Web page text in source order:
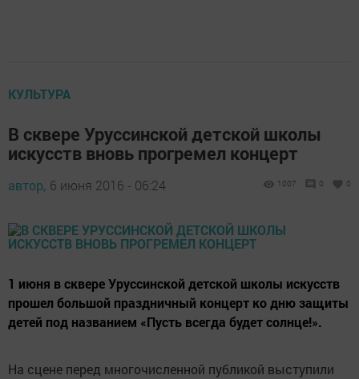
КУЛЬТУРА
В сквере Уруссинской детской школы
искусств вновь прогремел концерт
автор, 6 июня 2016 - 06:24 1007 0 0
1 июня в сквере Уруссинской детской школы искусств
прошел большой праздничный концерт ко дню защиты
детей под названием «Пусть всегда будет солнце!».
На сцене перед многочисленной публикой выступили